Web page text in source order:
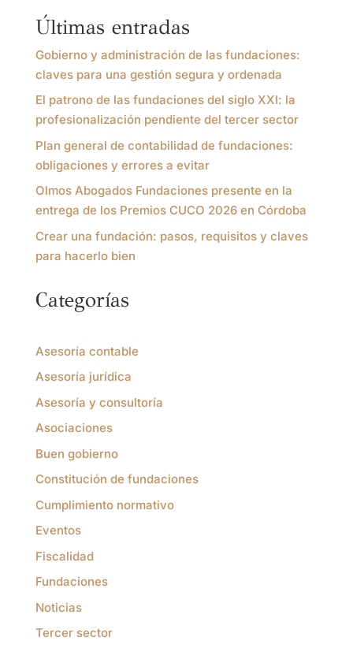
Últimas entradas
Gobierno y administración de las fundaciones:
claves para una gestión segura y ordenada
El patrono de las fundaciones del siglo XXI: la
profesionalización pendiente del tercer sector
Plan general de contabilidad de fundaciones:
obligaciones y errores a evitar
Olmos Abogados Fundaciones presente en la
entrega de los Premios CUCO 2026 en Córdoba
Crear una fundación: pasos, requisitos y claves
para hacerlo bien
Categorías
Asesoría contable
Asesoría jurídica
Asesoría y consultoría
Asociaciones
Buen gobierno
Constitución de fundaciones
Cumplimiento normativo
Eventos
Fiscalidad
Fundaciones
Noticias
Tercer sector